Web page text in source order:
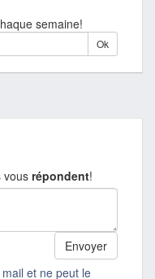
semaine!
vous répondent!
et ne peut le